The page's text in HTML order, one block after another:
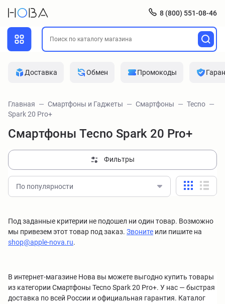
8 (800) 551-08-46
Доставка Обмен Промокоды
Главная Смартфоны и Гаджеты Смартфоны
Tecno
Spark 20 Pro+
Смартфоны Tecno Spark 20 Pro+
Фильтры
По популярности
Под заданные критерии не подошел ни один товар. Возможно
мы привезем этот товар под заказ. Звоните или пишите на
shop@apple-nova.ru.
В интернет-магазине Нова вы можете выгодно купить товары
из категории Смартфоны Tecno Spark 20 Pro+. У нас — быстрая
доставка по всей России и официальная гарантия. Каталог